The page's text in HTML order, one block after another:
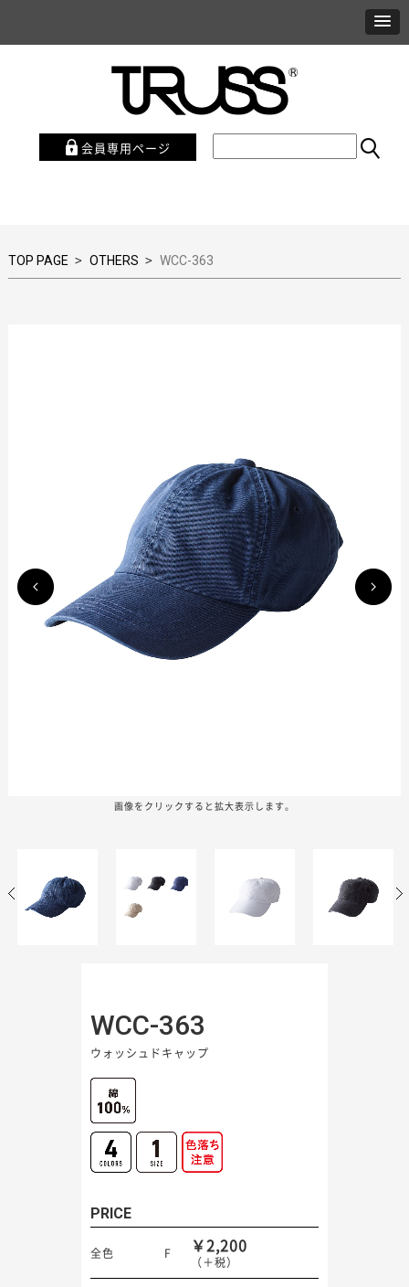
会員専用ページ
TOP PAGE > OTHERS > WCC-363
画像をクリックすると拡大表示します。
WCC-363
ウォッシュドキャップ
PRICE
全色 F ￥2,200
（＋税）